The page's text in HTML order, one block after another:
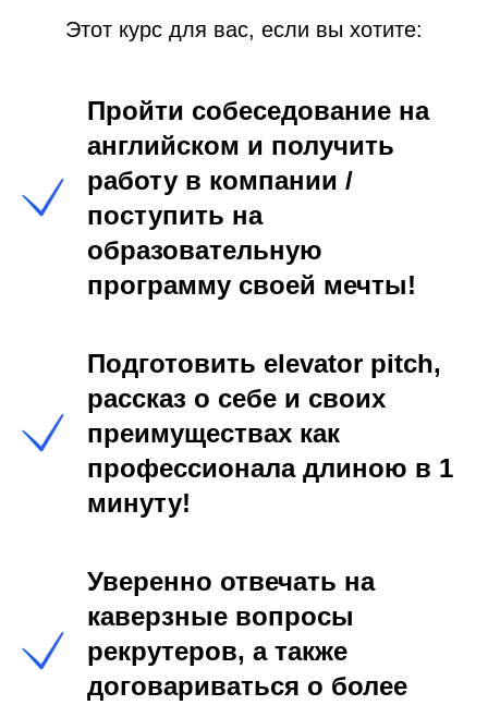
Этот курс для вас, если вы хотите:
Пройти собеседование на
английском и получить
работу в компании /
поступить на
образовательную
программу своей мечты!
Подготовить elevator pitch,
рассказ о себе и своих
преимуществах как
профессионала длиною в 1
минуту!
Уверенно отвечать на
каверзные вопросы
рекрутеров, а также
договариваться о более